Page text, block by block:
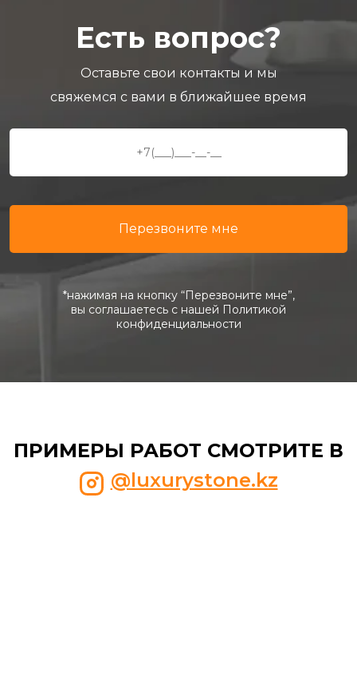
Есть вопрос?
Оставьте свои контакты и мы
свяжемся с вами в ближайшее время
*нажимая на кнопку “Перезвоните мне”,
вы соглашаетесь с нашей Политикой
конфиденциальности
ПРИМЕРЫ РАБОТ СМОТРИТЕ В
@luxurystone.kz